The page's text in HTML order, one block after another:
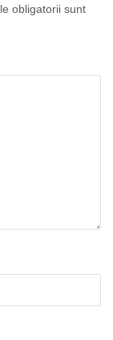
obligatorii sunt